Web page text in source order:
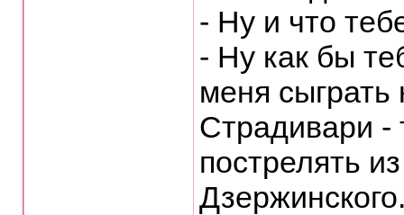
- Ну и что
- Ну как бы
меня сыграть
Страдивари -
пострелять